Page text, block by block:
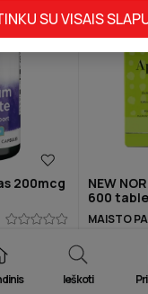
Ieškoti
-20%
200mcg
NEW
600
MAISTO
Įprasta
SU VISAIS